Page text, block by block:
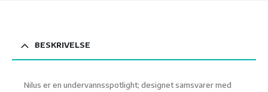
BESKRIVELSE
Nilus er en undervannsspotlight; designet samsvarer med